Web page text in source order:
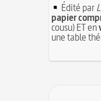
Édité par
papier
cousu) ET en
une table